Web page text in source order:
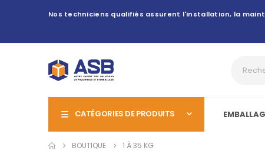
Nos techniciens qualifiés assurent l'installation, la
CATÉGORIES DE PRODUITS
BOUTIQUE 1 À 35 KG